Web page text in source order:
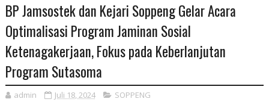
BP Jamsostek dan Kejari Soppeng Gelar Acara
Optimalisasi Program Jaminan Sosial
Ketenagakerjaan, Fokus pada Keberlanjutan
Program Sutasoma
admin Juli 18, 2024 SOPPENG